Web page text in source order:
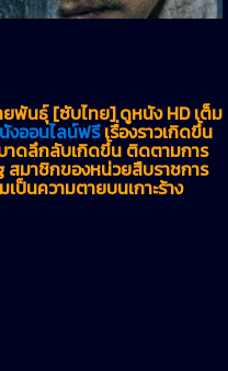
พันธุ์ [ซับไทย] ดูหนัง HD เต็ม
งออนไลน์ฟรีเรื่องราวเกิดขึ้น
บาดลึกลับเกิดขึ้น ติดตามการ
สมาชิกของหน่วยสืบราชการ
ป็นความตายบนเกาะร้าง